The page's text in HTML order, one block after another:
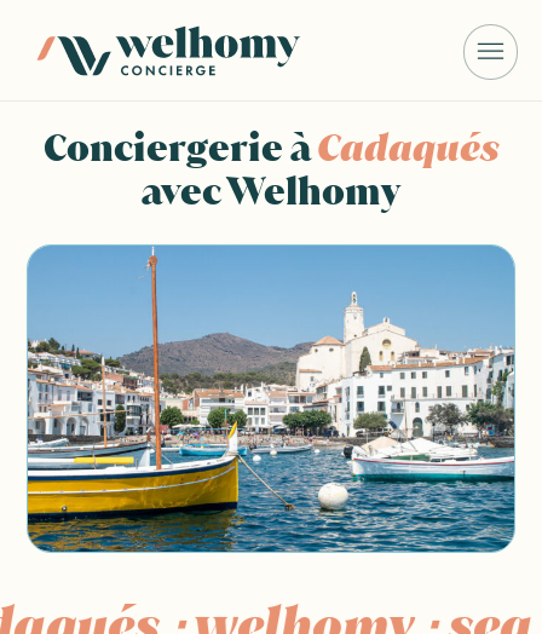
Conciergerie àCadaqués
avec Welhomy